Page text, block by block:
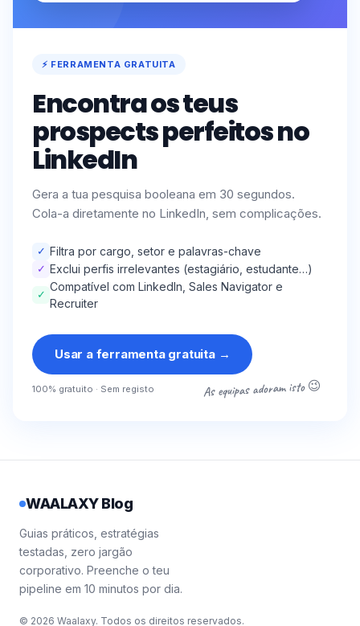
⚡ FERRAMENTA GRATUITA
Encontra os teus
prospects perfeitos no
LinkedIn
Gera a tua pesquisa booleana em 30 segundos.
Cola-a diretamente no LinkedIn, sem complicações.
✓ Filtra por cargo, setor e palavras-chave
✓ Exclui perfis irrelevantes (estagiário, estudante…)
✓
Compatível com LinkedIn, Sales Navigator e
Recruiter
Usar a ferramenta gratuita→
100% gratuito · Sem registo As equipas adoram isto 😉
WAALAXY Blog
Guias práticos, estratégias
testadas, zero jargão
corporativo. Preenche o teu
pipeline em 10 minutos por dia.
© 2026 Waalaxy. Todos os direitos reservados.